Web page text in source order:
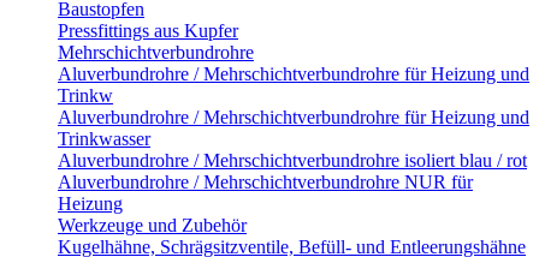
Baustopfen
Pressfittings aus Kupfer
Mehrschichtverbundrohre
Aluverbundrohre / Mehrschichtverbundrohre für Heizung und
Trinkw
Aluverbundrohre / Mehrschichtverbundrohre für Heizung und
Trinkwasser
Aluverbundrohre / Mehrschichtverbundrohre isoliert blau / rot
Aluverbundrohre / Mehrschichtverbundrohre NUR für
Heizung
Werkzeuge und Zubehör
Kugelhähne, Schrägsitzventile, Befüll- und Entleerungshähne